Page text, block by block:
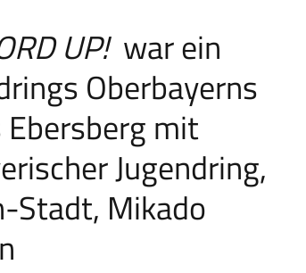
UP!war ein
Oberbayerns
mit
Jugendring,
Stadt, Mikado